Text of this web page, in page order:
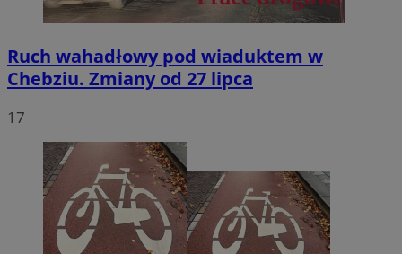
Ruch wahadłowy pod wiaduktem w
Chebziu. Zmiany od 27 lipca
17